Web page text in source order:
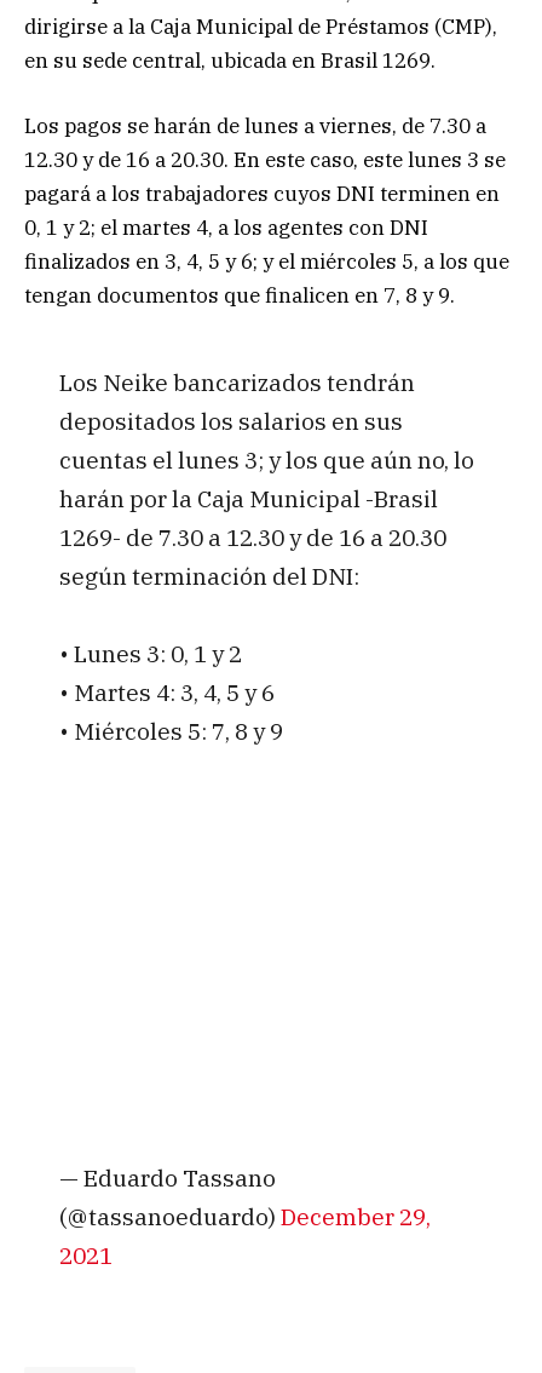
dirigirse a la Caja Municipal de Préstamos (CMP),
en su sede central, ubicada en Brasil 1269.
Los pagos se harán de lunes a viernes, de 7.30 a
12.30 y de 16 a 20.30. En este caso, este lunes 3 se
pagará a los trabajadores cuyos DNI terminen en
0, 1 y 2; el martes 4, a los agentes con DNI
finalizados en 3, 4, 5 y 6; y el miércoles 5, a los que
tengan documentos que finalicen en 7, 8 y 9.
Los Neike bancarizados tendrán
depositados los salarios en sus
cuentas el lunes 3; y los que aún no, lo
harán por la Caja Municipal -Brasil
1269- de 7.30 a 12.30 y de 16 a 20.30
según terminación del DNI:
• Lunes 3: 0, 1 y 2
• Martes 4: 3, 4, 5 y 6
• Miércoles 5: 7, 8 y 9
— Eduardo Tassano
(@tassanoeduardo) December 29,
2021